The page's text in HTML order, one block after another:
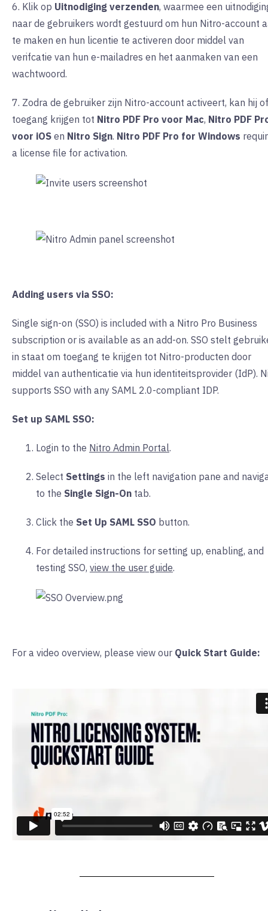
6. Klik op Uitnodiging verzenden, waarmee een
naar de gebruikers wordt gestuurd om hun Nitro-account
te maken en hun licentie te activeren door middel van
verifcatie van hun e-mailadres en het aanmaken van een
wachtwoord.
7. Zodra de gebruiker zijn Nitro-account activeert, kan hij
toegang krijgen tot Nitro PDF Pro voor Mac, Nitro PDF
voor iOS en Nitro Sign. Nitro PDF Pro for Windows
a license file for activation.
Adding users via SSO:
Single sign-on (SSO) is included with a Nitro Pro Business
subscription or is available as an add-on. SSO stelt
in staat om toegang te krijgen tot Nitro-producten door
middel van authenticatie via hun identiteitsprovider (IdP).
supports SSO with any SAML 2.0-compliant IDP.
Set up SAML SSO:
Login to the Nitro Admin Portal.
Select Settings in the left navigation pane and
to the Single Sign-On tab.
Click the Set Up SAML SSO button.
For detailed instructions for setting up, enabling, and
testing SSO, view the user guide.
For a video overview, please view our Quick Start Guide: